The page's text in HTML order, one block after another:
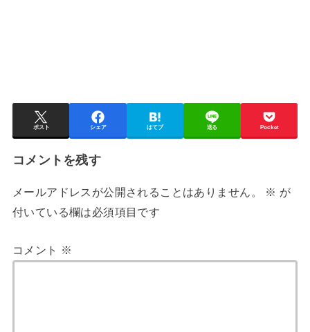
ポスト シェア はてブ 送る Pocket
コメントを残す
メールアドレスが公開されることはありません。 ※ が
付いている欄は必須項目です
コメント ※